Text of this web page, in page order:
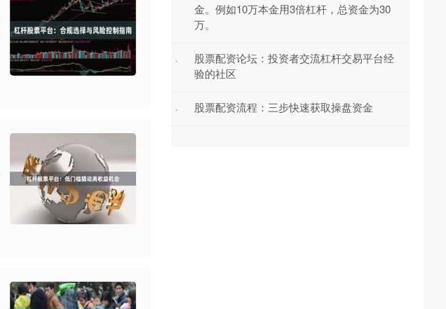
金。例如10万本金用3倍杠杆，总资金为30
万。
·
股票配资论坛：投资者交流杠杆交易平台经
验的社区
· 股票配资流程：三步快速获取操盘资金